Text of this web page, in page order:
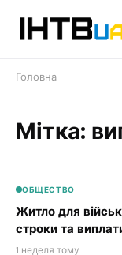
Головна
Мітка:
ОБЩЕСТВО
Житло для
строки та
1 неделя тому